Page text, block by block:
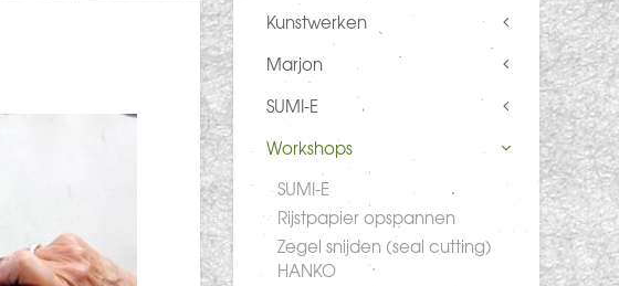
Kunstwerken
Marjon
SUMI-E
Workshops
SUMI-E
Rijstpapier opspannen
Zegel snijden (seal cutting)
HANKO